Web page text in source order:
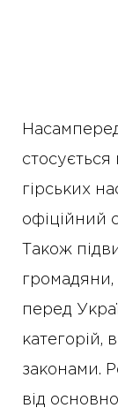
гірських
офіційний
Також
громадяни,
перед
категорій,
законами.
від